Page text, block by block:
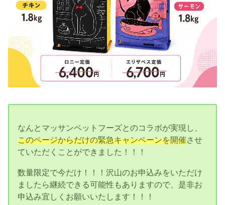
なんとマッサンペットフーズとのコラボが実現し、
このページからだけの緊急キャンペーンを開催させ
ていただくことができました！！！
数量限定で今だけ！！！沢山のお申込みをいただけ
ましたら継続できる可能性もありますので、是非お
申込み宜しくお願いいたします！！！